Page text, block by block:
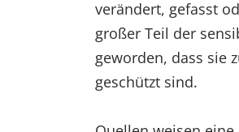
verändert, gefasst
großer Teil der
geworden, dass sie
geschützt sind.